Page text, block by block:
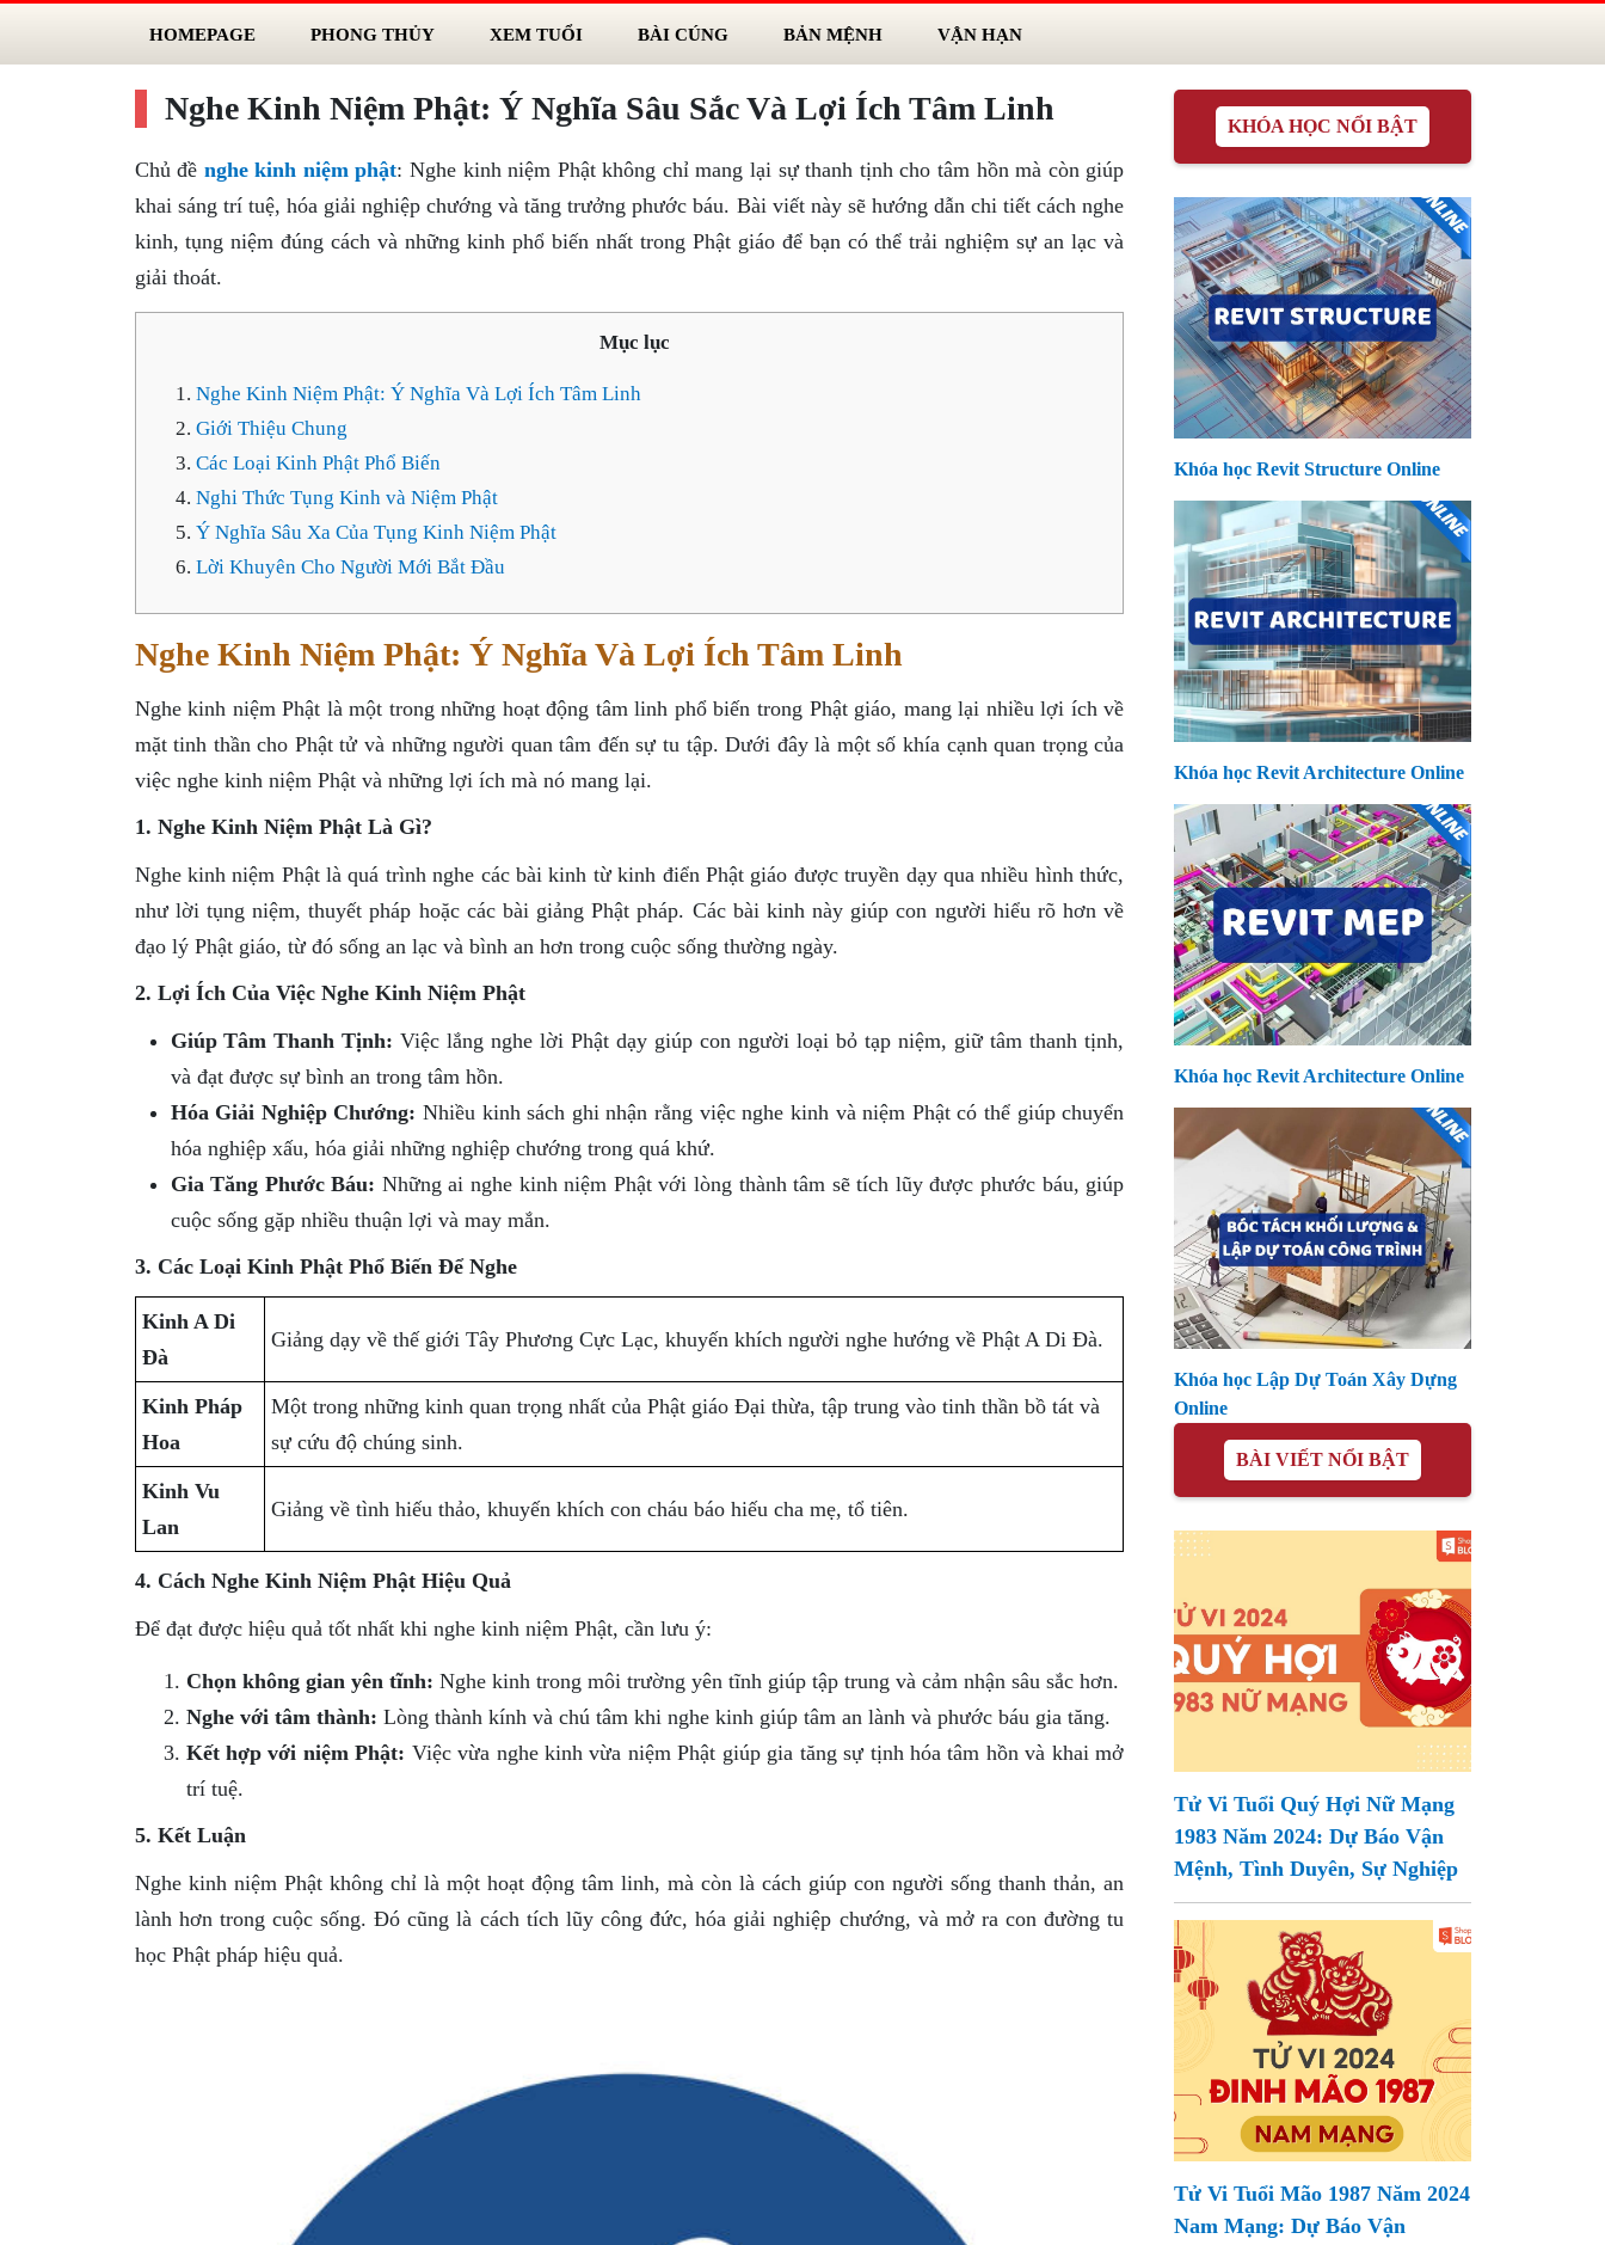
HOMEPAGE PHONG THỦY XEM TUỔI BÀI CÚNG BẢN MỆNH VẬN HẠN
Nghe Kinh Niệm Phật: Ý Nghĩa Sâu Sắc Và Lợi Ích Tâm Linh
Chủ đề nghe kinh niệm phật: Nghe kinh niệm Phật không chỉ mang lại sự thanh tịnh cho tâm hồn mà còn giúp
khai sáng trí tuệ, hóa giải nghiệp chướng và tăng trưởng phước báu. Bài viết này sẽ hướng dẫn chi tiết cách nghe
kinh, tụng niệm đúng cách và những kinh phổ biến nhất trong Phật giáo để bạn có thể trải nghiệm sự an lạc và
giải thoát.
Mục lục
Nghe Kinh Niệm Phật: Ý Nghĩa Và Lợi Ích Tâm Linh
Giới Thiệu Chung
Các Loại Kinh Phật Phổ Biến
Nghi Thức Tụng Kinh và Niệm Phật
Ý Nghĩa Sâu Xa Của Tụng Kinh Niệm Phật
Lời Khuyên Cho Người Mới Bắt Đầu
Nghe Kinh Niệm Phật: Ý Nghĩa Và Lợi Ích Tâm Linh
Nghe kinh niệm Phật là một trong những hoạt động tâm linh phổ biến trong Phật giáo, mang lại nhiều lợi ích về
mặt tinh thần cho Phật tử và những người quan tâm đến sự tu tập. Dưới đây là một số khía cạnh quan trọng của
việc nghe kinh niệm Phật và những lợi ích mà nó mang lại.
1. Nghe Kinh Niệm Phật Là Gì?
Nghe kinh niệm Phật là quá trình nghe các bài kinh từ kinh điển Phật giáo được truyền dạy qua nhiều hình thức,
như lời tụng niệm, thuyết pháp hoặc các bài giảng Phật pháp. Các bài kinh này giúp con người hiểu rõ hơn về
đạo lý Phật giáo, từ đó sống an lạc và bình an hơn trong cuộc sống thường ngày.
2. Lợi Ích Của Việc Nghe Kinh Niệm Phật
Giúp Tâm Thanh Tịnh: Việc lắng nghe lời Phật dạy giúp con người loại bỏ tạp niệm, giữ tâm thanh tịnh,
và đạt được sự bình an trong tâm hồn.
Hóa Giải Nghiệp Chướng: Nhiều kinh sách ghi nhận rằng việc nghe kinh và niệm Phật có thể giúp chuyển
hóa nghiệp xấu, hóa giải những nghiệp chướng trong quá khứ.
Gia Tăng Phước Báu: Những ai nghe kinh niệm Phật với lòng thành tâm sẽ tích lũy được phước báu, giúp
cuộc sống gặp nhiều thuận lợi và may mắn.
3. Các Loại Kinh Phật Phổ Biến Để Nghe
Kinh A Di
Đà
Giảng dạy về thế giới Tây Phương Cực Lạc, khuyến khích người nghe hướng về Phật A Di Đà.
Kinh Pháp
Hoa
Một trong những kinh quan trọng nhất của Phật giáo Đại thừa, tập trung vào tinh thần bồ tát và
sự cứu độ chúng sinh.
Kinh Vu
Lan
Giảng về tình hiếu thảo, khuyến khích con cháu báo hiếu cha mẹ, tổ tiên.
4. Cách Nghe Kinh Niệm Phật Hiệu Quả
Để đạt được hiệu quả tốt nhất khi nghe kinh niệm Phật, cần lưu ý:
Chọn không gian yên tĩnh: Nghe kinh trong môi trường yên tĩnh giúp tập trung và cảm nhận sâu sắc hơn.
Nghe với tâm thành: Lòng thành kính và chú tâm khi nghe kinh giúp tâm an lành và phước báu gia tăng.
Kết hợp với niệm Phật: Việc vừa nghe kinh vừa niệm Phật giúp gia tăng sự tịnh hóa tâm hồn và khai mở
trí tuệ.
5. Kết Luận
Nghe kinh niệm Phật không chỉ là một hoạt động tâm linh, mà còn là cách giúp con người sống thanh thản, an
lành hơn trong cuộc sống. Đó cũng là cách tích lũy công đức, hóa giải nghiệp chướng, và mở ra con đường tu
học Phật pháp hiệu quả.
KHÓA HỌC NỔI BẬT
Khóa học Revit Structure Online
Khóa học Revit Architecture Online
Khóa học Revit Architecture Online
Khóa học Lập Dự Toán Xây Dựng
Online
BÀI VIẾT NỔI BẬT
Tử Vi Tuổi Quý Hợi Nữ Mạng
1983 Năm 2024: Dự Báo Vận
Mệnh, Tình Duyên, Sự Nghiệp
Tử Vi Tuổi Mão 1987 Năm 2024
Nam Mạng: Dự Báo Vận